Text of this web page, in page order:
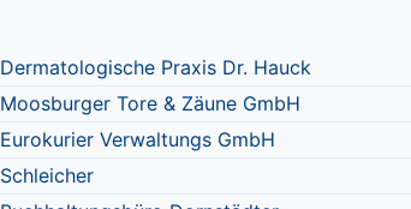
Dermatologische Praxis Dr. Hauck
Moosburger Tore & Zäune GmbH
Eurokurier Verwaltungs GmbH
Schleicher